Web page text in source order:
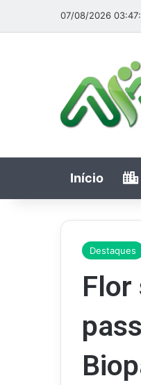
07/08/2026
Início
Destaques
Flor